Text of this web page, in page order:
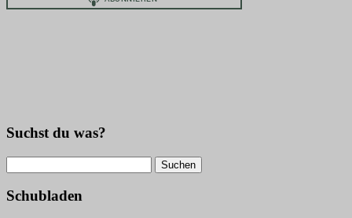
Suchst du was?
nach:
Schubladen